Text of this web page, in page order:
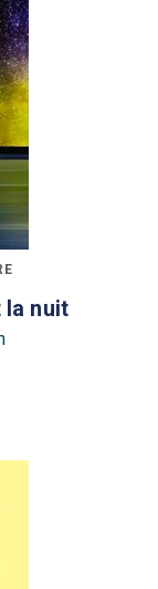
la nuit